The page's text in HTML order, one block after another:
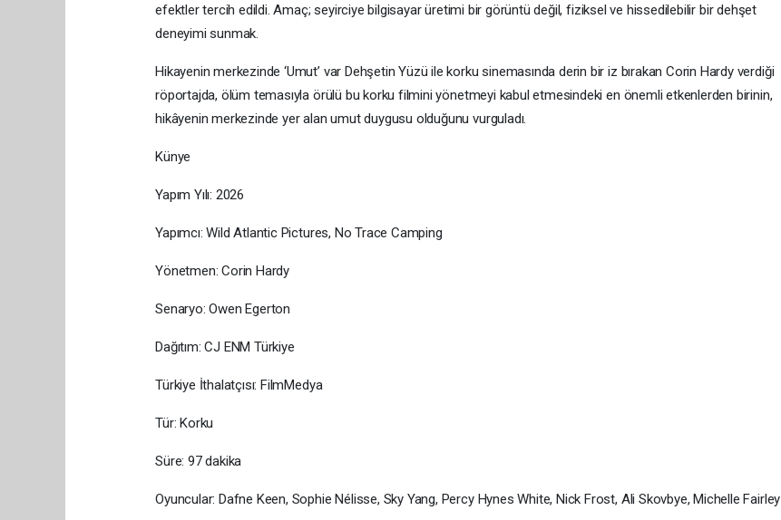
efektler tercih edildi. Amaç; seyirciye bilgisayar üretimi bir görüntü değil, fiziksel ve hissedilebilir bir dehşet
deneyimi sunmak.
Hikayenin merkezinde ‘Umut’ var Dehşetin Yüzü ile korku sinemasında derin bir iz bırakan Corin Hardy verdiği
röportajda, ölüm temasıyla örülü bu korku filmini yönetmeyi kabul etmesindeki en önemli etkenlerden birinin,
hikâyenin merkezinde yer alan umut duygusu olduğunu vurguladı.
Künye
Yapım Yılı: 2026
Yapımcı: Wild Atlantic Pictures, No Trace Camping
Yönetmen: Corin Hardy
Senaryo: Owen Egerton
Dağıtım: CJ ENM Türkiye
Türkiye İthalatçısı: FilmMedya
Tür: Korku
Süre: 97 dakika
Oyuncular: Dafne Keen, Sophie Nélisse, Sky Yang, Percy Hynes White, Nick Frost, Ali Skovbye, Michelle Fairley